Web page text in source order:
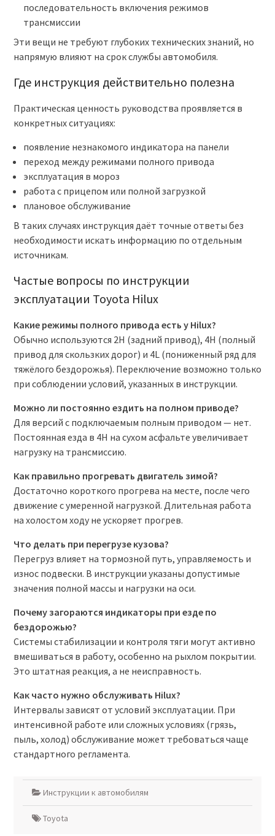
последовательность включения режимов
трансмиссии
Эти вещи не требуют глубоких технических знаний, но
напрямую влияют на срок службы автомобиля.
Где инструкция действительно полезна
Практическая ценность руководства проявляется в
конкретных ситуациях:
появление незнакомого индикатора на панели
переход между режимами полного привода
эксплуатация в мороз
работа с прицепом или полной загрузкой
плановое обслуживание
В таких случаях инструкция даёт точные ответы без
необходимости искать информацию по отдельным
источникам.
Частые вопросы по инструкции
эксплуатации Toyota Hilux
Какие режимы полного привода есть у Hilux?
Обычно используются 2H (задний привод), 4H (полный
привод для скользких дорог) и 4L (пониженный ряд для
тяжёлого бездорожья). Переключение возможно только
при соблюдении условий, указанных в инструкции.
Можно ли постоянно ездить на полном приводе?
Для версий с подключаемым полным приводом — нет.
Постоянная езда в 4H на сухом асфальте увеличивает
нагрузку на трансмиссию.
Как правильно прогревать двигатель зимой?
Достаточно короткого прогрева на месте, после чего
движение с умеренной нагрузкой. Длительная работа
на холостом ходу не ускоряет прогрев.
Что делать при перегрузе кузова?
Перегруз влияет на тормозной путь, управляемость и
износ подвески. В инструкции указаны допустимые
значения полной массы и нагрузки на оси.
Почему загораются индикаторы при езде по
бездорожью?
Системы стабилизации и контроля тяги могут активно
вмешиваться в работу, особенно на рыхлом покрытии.
Это штатная реакция, а не неисправность.
Как часто нужно обслуживать Hilux?
Интервалы зависят от условий эксплуатации. При
интенсивной работе или сложных условиях (грязь,
пыль, холод) обслуживание может требоваться чаще
стандартного регламента.
Инструкции к автомобилям
Toyota